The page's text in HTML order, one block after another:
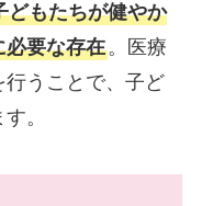
どもたちが健やか
必要な存在。医療
うことで、子ど
。